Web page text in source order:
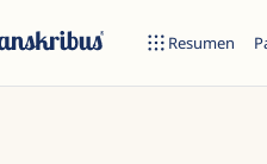
Resumen